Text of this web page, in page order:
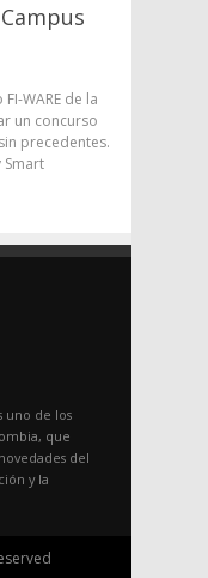
WARE de la
un concurso
precedentes.
Smart
uno de los
que
del
y la